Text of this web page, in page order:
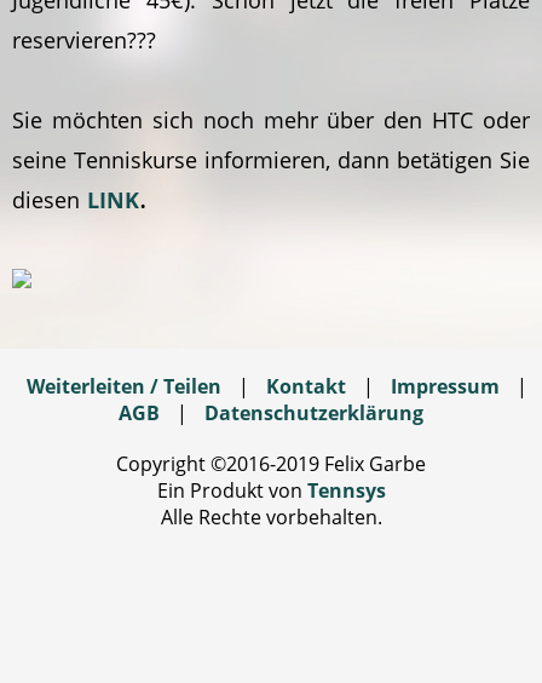
reservieren???
Sie möchten sich noch mehr über den HTC oder
seine Tenniskurse informieren, dann betätigen Sie
diesen LINK.
Weiterleiten / Teilen | Kontakt | Impressum
|
AGB
|
Datenschutzerklärung
Copyright ©2016-2019 Felix Garbe
Ein Produkt von Tennsys
Alle Rechte vorbehalten.